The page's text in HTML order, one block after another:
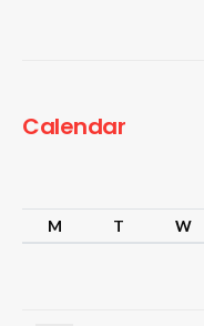
Calendar
M T W